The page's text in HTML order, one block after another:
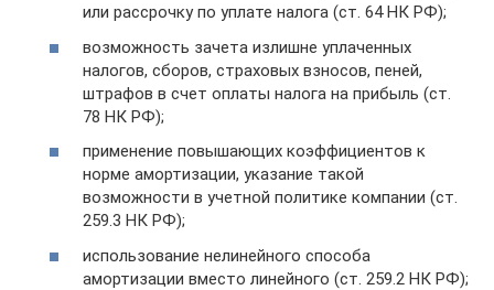
или рассрочку по уплате налога (ст. 64 НК РФ);
возможность зачета излишне уплаченных
налогов, сборов, страховых взносов, пеней,
штрафов в счет оплаты налога на прибыль (ст.
78 НК РФ);
применение повышающих коэффициентов к
норме амортизации, указание такой
возможности в учетной политике компании (ст.
259.3 НК РФ);
использование нелинейного способа
амортизации вместо линейного (ст. 259.2 НК РФ);